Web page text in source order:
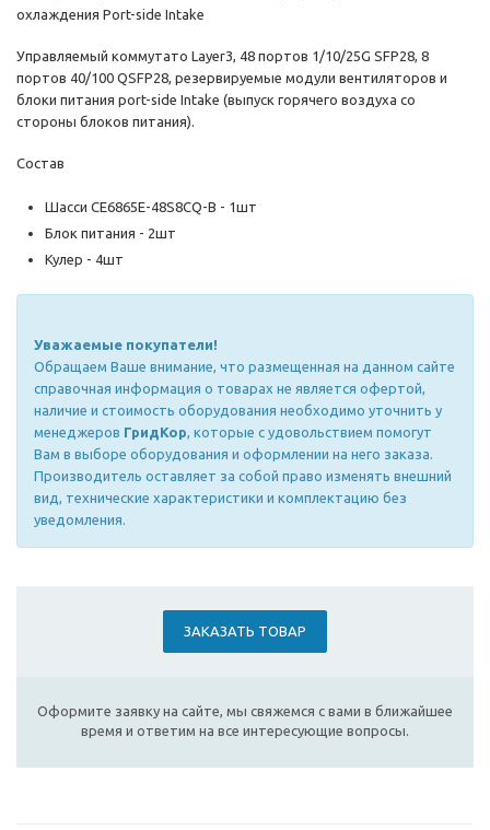
охлаждения Port-side Intake
Управляемый коммутато Layer3, 48 портов 1/10/25G SFP28, 8
портов 40/100 QSFP28, резервируемые модули вентиляторов и
блоки питания port-side Intake (выпуск горячего воздуха со
стороны блоков питания).
Состав
Шасси CE6865E-48S8CQ-B - 1шт
Блок питания - 2шт
Кулер - 4шт
Уважаемые покупатели!
Обращаем Ваше внимание, что размещенная на данном сайте
справочная информация о товарах не является офертой,
наличие и стоимость оборудования необходимо уточнить у
менеджеров ГридКор, которые с удовольствием помогут
Вам в выборе оборудования и оформлении на него заказа.
Производитель оставляет за собой право изменять внешний
вид, технические характеристики и комплектацию без
уведомления.
ЗАКАЗАТЬ ТОВАР
Оформите заявку на сайте, мы свяжемся с вами в ближайшее
время и ответим на все интересующие вопросы.